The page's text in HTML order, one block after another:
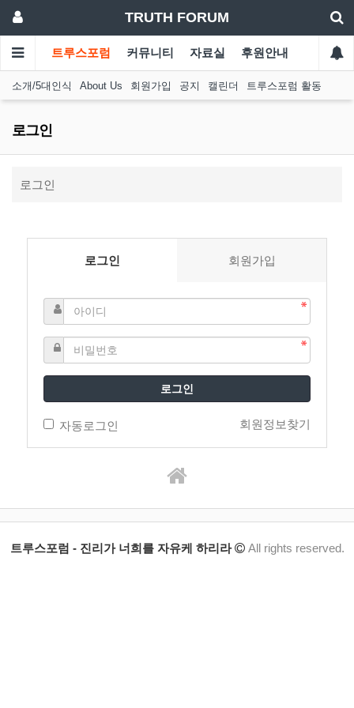
TRUTH FORUM
트루스포럼 커뮤니티 자료실 후원안내
소개/5대인식 About Us 회원가입 공지 캘린더 트루스포럼 활동
로그인
로그인
로그인 회원가입
로그인
자동로그인 회원정보찾기
트루스포럼 - 진리가 너희를 자유케 하리라 All rights reserved.